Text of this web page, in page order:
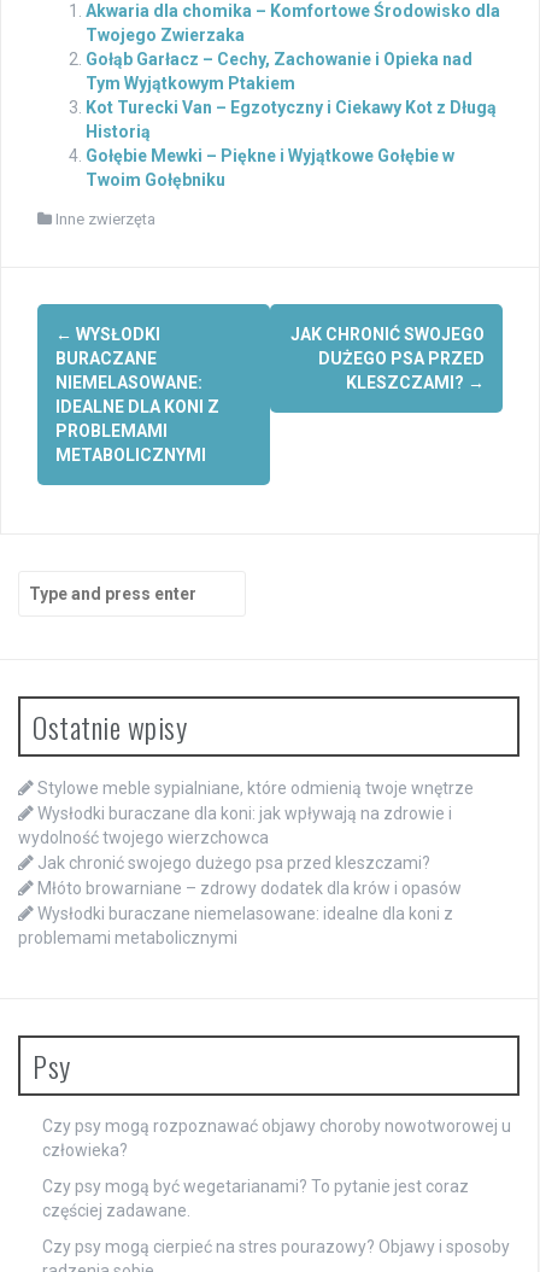
Akwaria dla chomika – Komfortowe Środowisko dla
Twojego Zwierzaka
Gołąb Garłacz – Cechy, Zachowanie i Opieka nad
Tym Wyjątkowym Ptakiem
Kot Turecki Van – Egzotyczny i Ciekawy Kot z Długą
Historią
Gołębie Mewki – Piękne i Wyjątkowe Gołębie w
Twoim Gołębniku
Inne zwierzęta
Post
navigation
← WYSŁODKI
BURACZANE
NIEMELASOWANE:
IDEALNE DLA KONI Z
PROBLEMAMI
METABOLICZNYMI
JAK CHRONIĆ SWOJEGO
DUŻEGO PSA PRZED
KLESZCZAMI? →
Search
for:
Ostatnie wpisy
Stylowe meble sypialniane, które odmienią twoje wnętrze
Wysłodki buraczane dla koni: jak wpływają na zdrowie i
wydolność twojego wierzchowca
Jak chronić swojego dużego psa przed kleszczami?
Młóto browarniane – zdrowy dodatek dla krów i opasów
Wysłodki buraczane niemelasowane: idealne dla koni z
problemami metabolicznymi
Psy
Czy psy mogą rozpoznawać objawy choroby nowotworowej u
człowieka?
Czy psy mogą być wegetarianami? To pytanie jest coraz
częściej zadawane.
Czy psy mogą cierpieć na stres pourazowy? Objawy i sposoby